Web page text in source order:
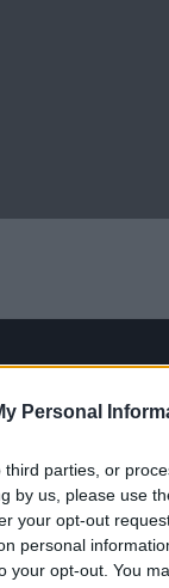
Personal
parties, or
by us, please use
your opt-out
personal
your opt-out. You